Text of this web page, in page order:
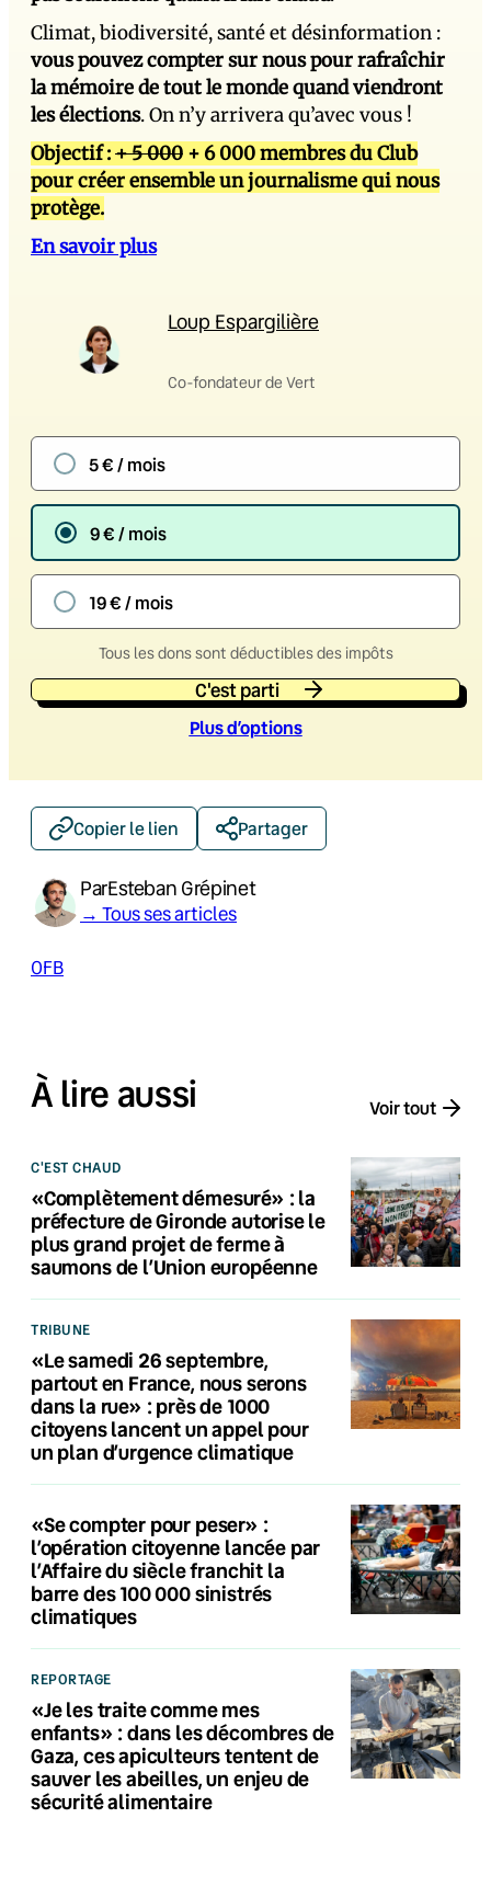
Climat, biodiversité, santé et désinformation :
vous pouvez compter sur nous pour rafraîchir
la mémoire de tout le monde quand viendront
les élections. On n’y arrivera qu’avec vous !
Objectif :+ 5 000 + 6 000 membres du Club
pour créer ensemble un journalisme qui nous
protège.
En savoir plus
Loup Espargilière
Co-fondateur de Vert
5 € / mois
9 € / mois
19 € / mois
Tous les dons sont déductibles des impôts
C'est parti
Plus d’options
Copier le lien Partager
ParEsteban Grépinet
→ Tous ses articles
OFB
À lire aussi Voir tout
C'EST CHAUD
«Complètement démesuré» : la
préfecture de Gironde autorise le
plus grand projet de ferme à
saumons de l’Union européenne
TRIBUNE
«Le samedi 26 septembre,
partout en France, nous serons
dans la rue» : près de 1000
citoyens lancent un appel pour
un plan d’urgence climatique
«Se compter pour peser» :
l’opération citoyenne lancée par
l’Affaire du siècle franchit la
barre des 100 000 sinistrés
climatiques
REPORTAGE
«Je les traite comme mes
enfants» : dans les décombres de
Gaza, ces apiculteurs tentent de
sauver les abeilles, un enjeu de
sécurité alimentaire